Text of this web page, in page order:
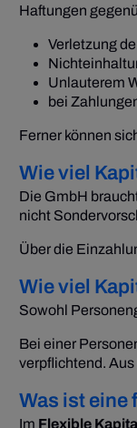
Haftungen
Verletzung
Unlauterem
bei
Ferner können
Wie viel
Die GmbH
nicht
Über die
Wie viel
Sowohl
Bei einer
verpflichtend.
Was ist eine
Im Flexible